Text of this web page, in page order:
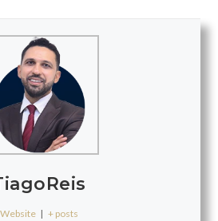
Website | + posts